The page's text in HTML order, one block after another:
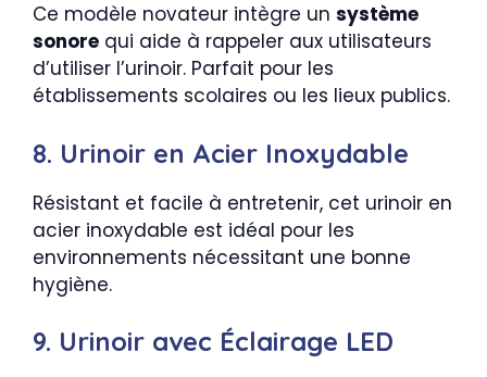
Ce modèle novateur intègre un système
sonore qui aide à rappeler aux utilisateurs
d’utiliser l’urinoir. Parfait pour les
établissements scolaires ou les lieux publics.
8. Urinoir en Acier Inoxydable
Résistant et facile à entretenir, cet urinoir en
acier inoxydable est idéal pour les
environnements nécessitant une bonne
hygiène.
9. Urinoir avec Éclairage LED